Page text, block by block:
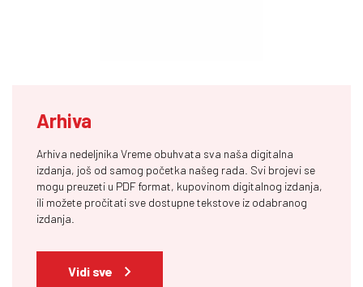
Arhiva
Arhiva nedeljnika Vreme obuhvata sva naša digitalna
izdanja, još od samog početka našeg rada. Svi brojevi se
mogu preuzeti u PDF format, kupovinom digitalnog izdanja,
ili možete pročitati sve dostupne tekstove iz odabranog
izdanja.
Vidi sve